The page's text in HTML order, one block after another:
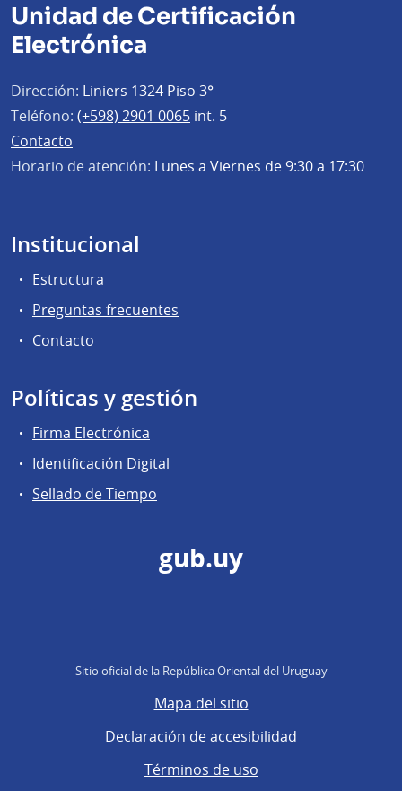
Unidad de Certificación
Electrónica
Dirección: Liniers 1324 Piso 3°
Teléfono: (+598) 2901 0065 int. 5
Contacto
Horario de atención: Lunes a Viernes de 9:30 a 17:30
Institucional
Estructura
Preguntas frecuentes
Contacto
Políticas y gestión
Firma Electrónica
Identificación Digital
Sellado de Tiempo
gub.uy
Sitio oficial de la República Oriental del Uruguay
Mapa del sitio
Declaración de accesibilidad
Términos de uso